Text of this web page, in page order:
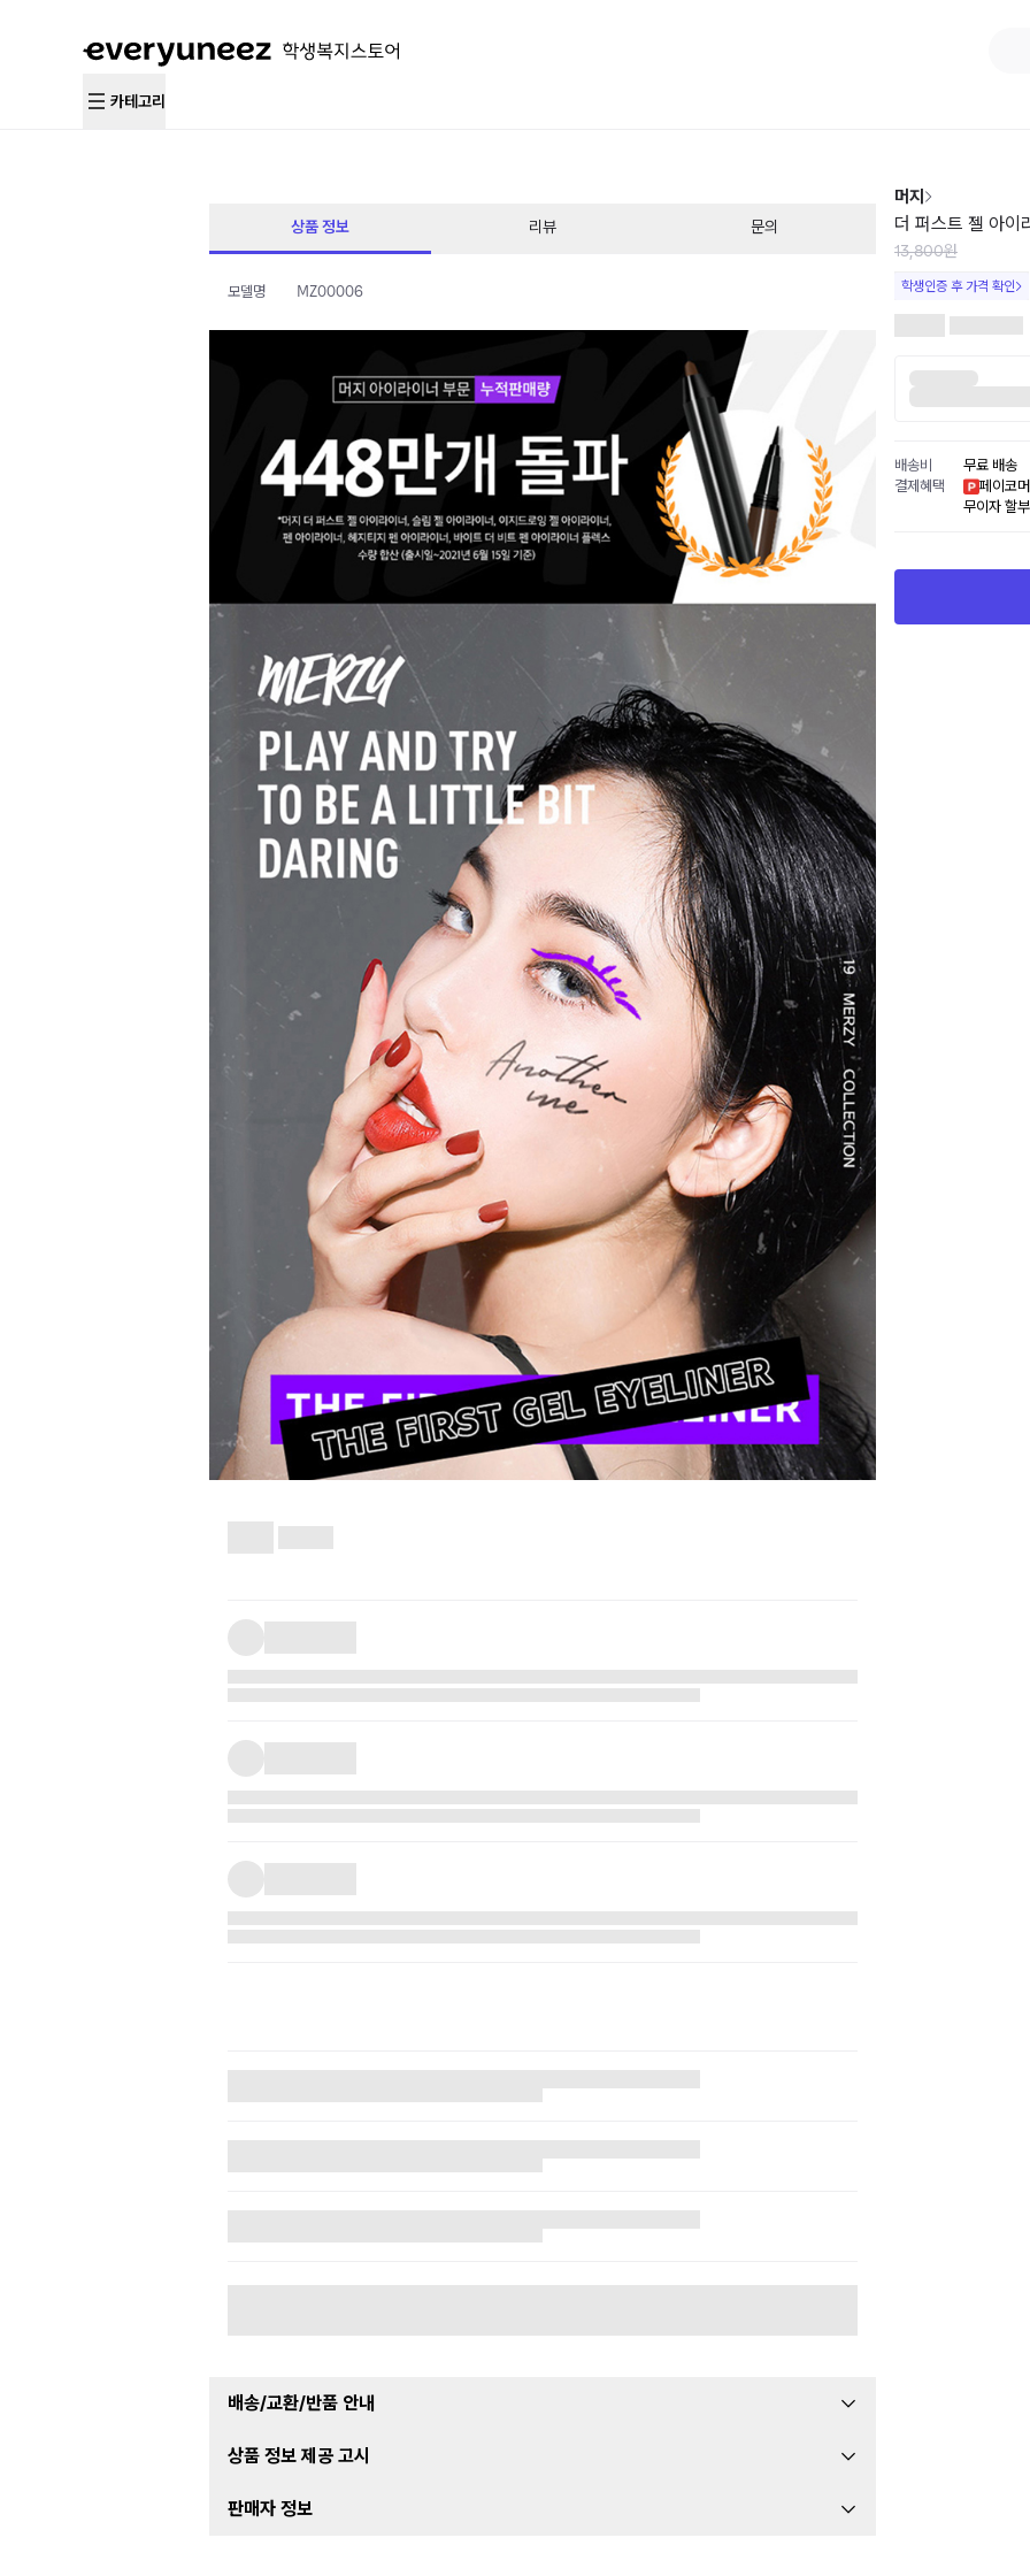
카테고리
상품 정보 리뷰 문의
모델명 MZ00006
배송/교환/반품 안내
상품 정보 제공 고시
판매자 정보
머지
더 퍼스트 젤 아이
13,800원
학생인증 후 가격 확인
배송비
무료 배송
결제혜택
페이코
무이자 할